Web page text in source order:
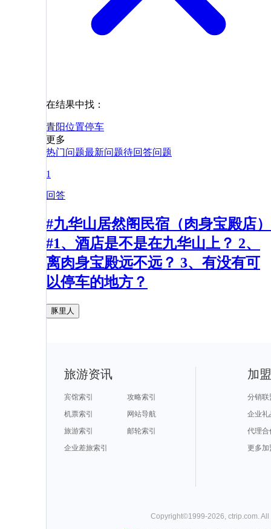
在结果中找：
青阳位置停车
更多
热门问题最新问题待回答问题
1
回答
#九华山居然阁民宿（肉身宝殿店）
#1、酒店是不是在九华山上？ 2、
离肉身宝殿远不远？ 3、有没有可
以停车的地方？
豚里人
旅游资讯
宾馆索引
攻略索引
机票索引
网站导航
旅游索引
邮轮索引
企业差旅索引
加
分销联
企业礼
代理合
更多加
Copyright©1999-2026 ctrip.com .